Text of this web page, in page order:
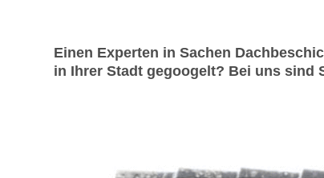
Einen Experten in Sachen
in Ihrer Stadt gegoogelt? Bei uns sind